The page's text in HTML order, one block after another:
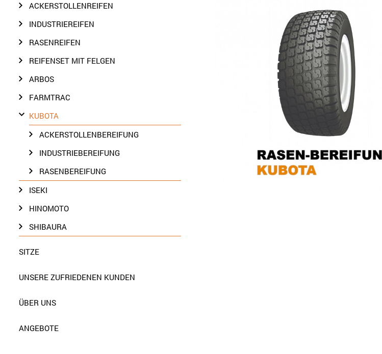
ACKERSTOLLENREIFEN
INDUSTRIEREIFEN
RASENREIFEN
REIFENSET MIT FELGEN
ARBOS
FARMTRAC
KUBOTA
ACKERSTOLLENBEREIFUNG
INDUSTRIEBEREIFUNG
RASENBEREIFUNG
ISEKI
HINOMOTO
SHIBAURA
SITZE
UNSERE ZUFRIEDENEN KUNDEN
ÜBER UNS
ANGEBOTE